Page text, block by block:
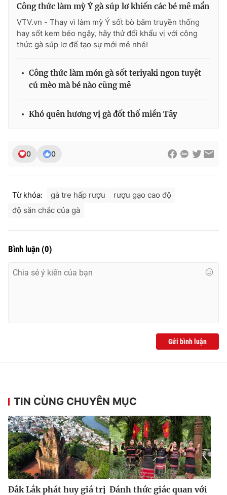
Ðiện thoại Thời báo VTV:024.66 897 897
Email:toasoan@vtv.vn
Liên hệ quảng cáo:024-7300.7108
thông tin từ website này.
Công thức làm mỳ Ý gà súp lơ khiến các bé mê mẩn
VTV.vn - Thay vì làm mỳ Ý sốt bò băm truyền thống
hay sốt kem béo ngậy, hãy thử đổi khẩu vị với công
thức gà súp lơ để tạo sự mới mẻ nhé!
Công thức làm món gà sốt teriyaki ngon tuyệt
cú mèo mà bé nào cũng mê
Khó quên hương vị gà đốt thố miền Tây
0 0
Từ khóa: gà tre hấp rượu
rượu gạo cao độ
độ săn chắc của gà
Bình luận (0)
Gửi bình luận
TIN CÙNG CHUYÊN MỤC
Đắk Lắk phát huy giá trị Đánh thức giác quan với